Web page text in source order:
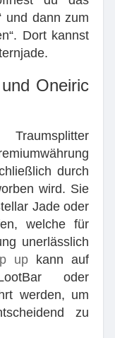
und dann zum
Dort kannst
Oneiric
durch
wird. Sie
Jade oder
welche für
unerlässlich
up kann auf
oder
werden, um
zu